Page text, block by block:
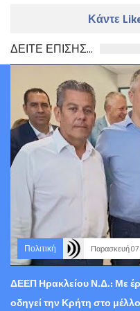
Κάντε
ΔΕΙΤΕ ΕΠΙΣΗΣ...
Πολιτική Παρασκευή
ΔΕΕΠ Ηρακλείου Ν.Δ.: Με
οδηγεί την Κρήτη στο